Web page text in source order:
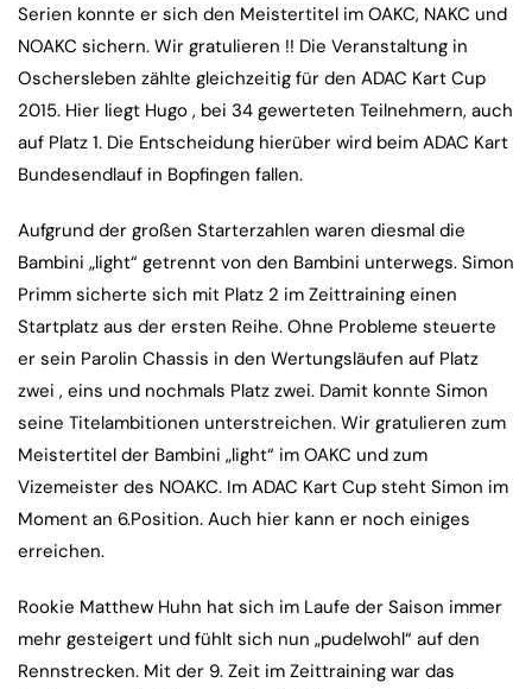
Serien konnte er sich den Meistertitel im OAKC, NAKC und
NOAKC sichern. Wir gratulieren !! Die Veranstaltung in
Oschersleben zählte gleichzeitig für den ADAC Kart Cup
2015. Hier liegt Hugo , bei 34 gewerteten Teilnehmern, auch
auf Platz 1. Die Entscheidung hierüber wird beim ADAC Kart
Bundesendlauf in Bopfingen fallen.
Aufgrund der großen Starterzahlen waren diesmal die
Bambini „light“ getrennt von den Bambini unterwegs. Simon
Primm sicherte sich mit Platz 2 im Zeittraining einen
Startplatz aus der ersten Reihe. Ohne Probleme steuerte
er sein Parolin Chassis in den Wertungsläufen auf Platz
zwei , eins und nochmals Platz zwei. Damit konnte Simon
seine Titelambitionen unterstreichen. Wir gratulieren zum
Meistertitel der Bambini „light“ im OAKC und zum
Vizemeister des NOAKC. Im ADAC Kart Cup steht Simon im
Moment an 6.Position. Auch hier kann er noch einiges
erreichen.
Rookie Matthew Huhn hat sich im Laufe der Saison immer
mehr gesteigert und fühlt sich nun „pudelwohl“ auf den
Rennstrecken. Mit der 9. Zeit im Zeittraining war das